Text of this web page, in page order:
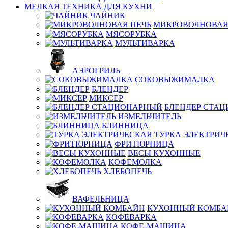
МЕЛКАЯ ТЕХНИКА ДЛЯ КУХНИ
ЧАЙНИК
МЯСОРУБКА
МУЛЬТИВАРКА
АЭРОГРИЛЬ
СОКОВЫЖИМАЛКА
БЛЕНДЕР
МИКСЕР
БЛЕНДЕР
ИЗМЕЛЬЧИТЕЛЬ
БЛИННИЦА
ТУРКА
ФРИТЮРНИЦА
ВЕСЫ КУХОННЫЕ
КОФЕМОЛКА
ХЛЕБОПЕЧЬ
ВАФЕЛЬНИЦА
КУХОННЫЙ
КОФЕВАРКА
КОФЕ-МАШИНА